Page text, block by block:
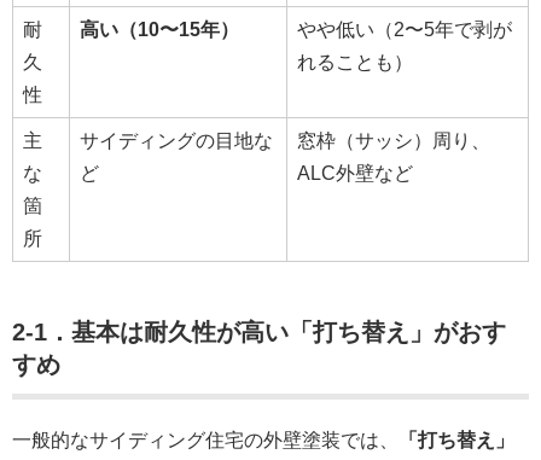
耐
久
性
高い（10〜15年）
やや低い（2〜5年で剥が
れることも）
主
な
箇
所
サイディングの目地な
ど
窓枠（サッシ）周り、
ALC外壁など
2-1．基本は耐久性が高い「打ち替え」がおす
すめ
一般的なサイディング住宅の外壁塗装では、
「打ち替え」